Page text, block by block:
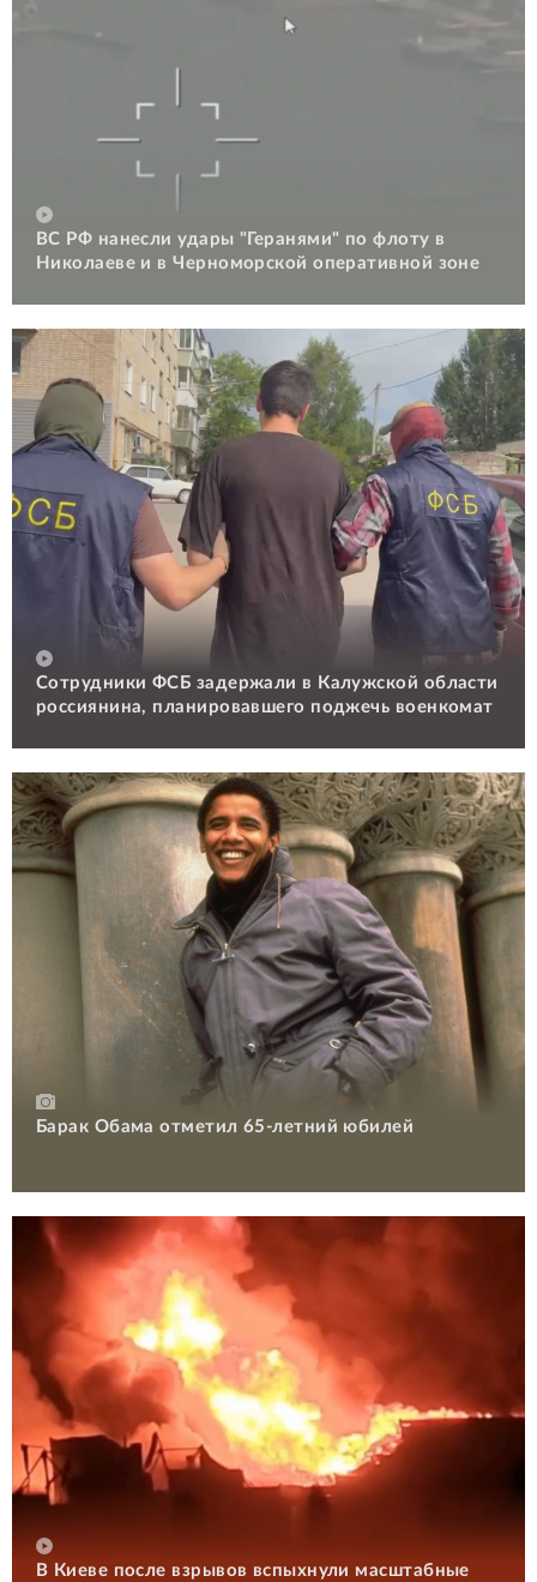
ВС РФ нанесли удары "Геранями" по флоту в
Николаеве и в Черноморской оперативной зоне
Сотрудники ФСБ задержали в Калужской области
россиянина, планировавшего поджечь военкомат
Барак Обама отметил 65-летний юбилей
В Киеве после взрывов вспыхнули масштабные